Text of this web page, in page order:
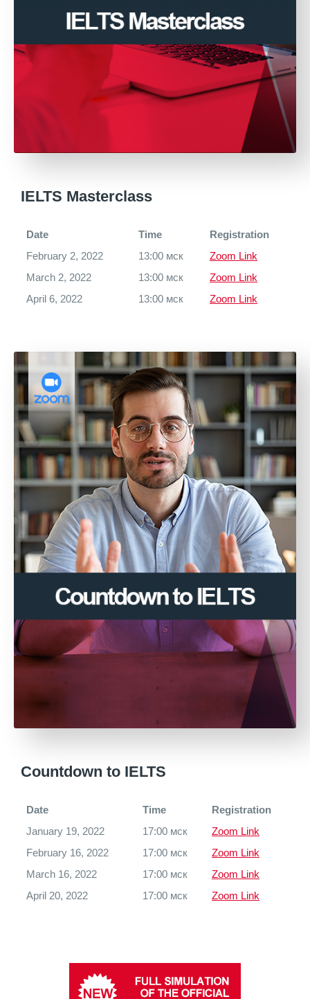
IELTS Masterclass
Date Time
Registration
February 2, 2022
13:00 мск
Zoom Link
March 2, 2022
13:00 мск
Zoom Link
April 6, 2022
13:00 мск Zoom Link
Countdown to IELTS
Date Time
Registration
January 19, 2022
17:00 мск
Zoom Link
February 16, 2022
17:00 мск
Zoom Link
March 16, 2022
17:00 мск
Zoom Link
April 20, 2022
17:00 мск Zoom Link